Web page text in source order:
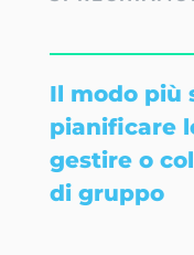
Il modo più
pianificare
gestire o
di gruppo